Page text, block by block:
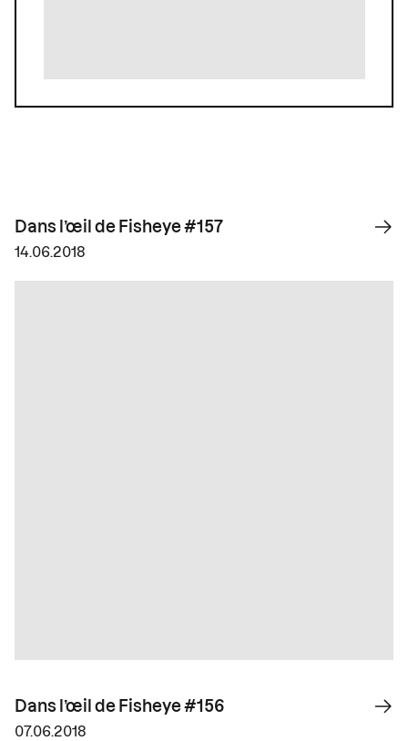
Dans l’œil de Fisheye #157
14.06.2018
Dans l’œil de Fisheye #156
07.06.2018